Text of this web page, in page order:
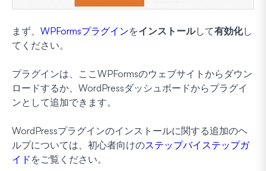
まず、 WPFormsプラグインをインストールして有効化し
てください。
プラグインは、ここWPFormsのウェブサイトからダウン
ロードするか、WordPressダッシュボードからプラグイ
ンとして追加できます。
WordPressプラグインのインストールに関する追加のヘ
ルプについては、初心者向けのステップバイステップガ
イド をご覧ください。